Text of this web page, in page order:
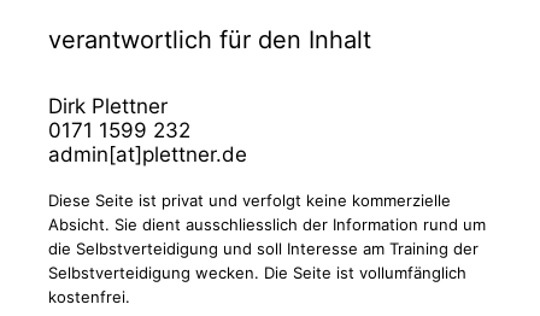
verantwortlich für den Inhalt
Dirk Plettner
0171 1599 232
admin[at]plettner.de
Diese Seite ist privat und verfolgt keine kommerzielle
Absicht. Sie dient ausschliesslich der Information rund um
die Selbstverteidigung und soll Interesse am Training der
Selbstverteidigung wecken. Die Seite ist vollumfänglich
kostenfrei.